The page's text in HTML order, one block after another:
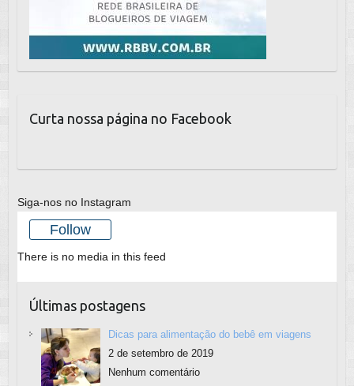
Curta nossa página no Facebook
Siga-nos no Instagram
Follow
There is no media in this feed
Últimas postagens
Dicas para alimentação do bebê em viagens
2 de setembro de 2019
Nenhum comentário